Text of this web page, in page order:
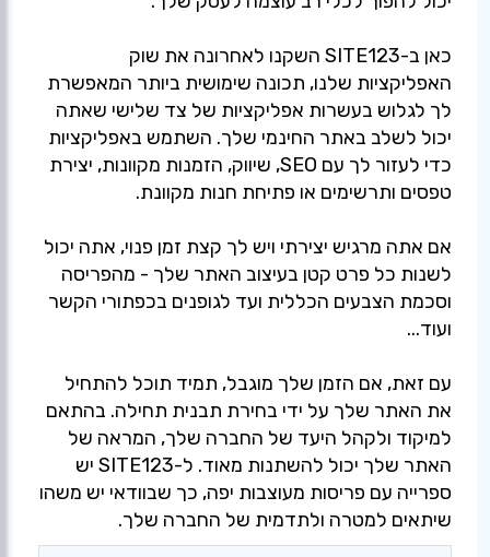
כאן ב-SITE123 השקנו לאחרונה את שוק
האפליקציות שלנו, תכונה שימושית ביותר המאפשרת
לך לגלוש בעשרות אפליקציות של צד שלישי שאתה
יכול לשלב באתר החינמי שלך. השתמש באפליקציות
כדי לעזור לך עם SEO, שיווק, הזמנות מקוונות, יצירת
אם אתה מרגיש יצירתי ויש לך קצת זמן פנוי, אתה יכול
לשנות כל פרט קטן בעיצוב האתר שלך - מהפריסה
וסכמת הצבעים הכללית ועד לגופנים בכפתורי הקשר
עם זאת, אם הזמן שלך מוגבל, תמיד תוכל להתחיל
את האתר שלך על ידי בחירת תבנית תחילה. בהתאם
למיקוד ולקהל היעד של החברה שלך, המראה של
האתר שלך יכול להשתנות מאוד. ל-SITE123 יש
ספרייה עם פריסות מעוצבות יפה, כך שבוודאי יש משהו
שיתאים למטרה ולתדמית של החברה שלך.